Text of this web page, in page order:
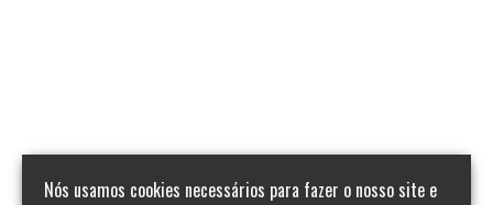
Nós usamos cookies necessários para fazer o nosso site e